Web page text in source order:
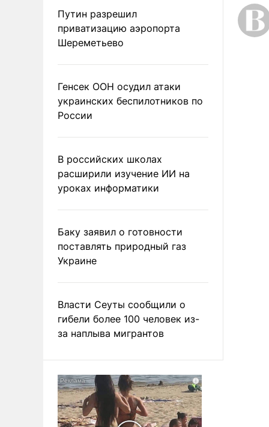
Путин разрешил
приватизацию аэропорта
Шереметьево
Генсек ООН осудил атаки
украинских беспилотников по
России
В российских школах
расширили изучение ИИ на
уроках информатики
Баку заявил о готовности
поставлять природный газ
Украине
Власти Сеуты сообщили о
гибели более 100 человек из-
за наплыва мигрантов